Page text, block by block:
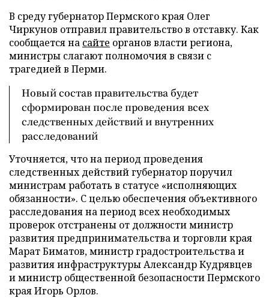
В среду губернатор Пермского края Олег
Чиркунов отправил правительство в отставку. Как
сообщается на сайте органов власти региона,
министры слагают полномочия в связи с
трагедией в Перми.
Новый состав правительства будет
сформирован после проведения всех
следственных действий и внутренних
расследований
Уточняется, что на период проведения
следственных действий губернатор поручил
министрам работать в статусе «исполняющих
обязанности». С целью обеспечения объективного
расследования на период всех необходимых
проверок отстранены от должности министр
развития предпринимательства и торговли края
Марат Биматов, министр градостроительства и
развития инфраструктуры Александр Кудрявцев
и министр общественной безопасности Пермского
края Игорь Орлов.